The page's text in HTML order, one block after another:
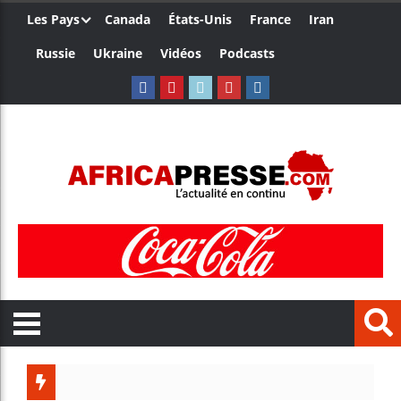
Les Pays Canada États-Unis France
Iran
Russie
Ukraine Vidéos Podcasts